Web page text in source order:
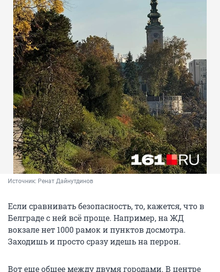
Источник: Ренат Дайнутдинов
Если сравнивать безопасность, то, кажется, что в
Белграде с ней всё проще. Например, на ЖД
вокзале нет 1000 рамок и пунктов досмотра.
Заходишь и просто сразу идешь на перрон.
Вот еще общее между двумя городами. В центре